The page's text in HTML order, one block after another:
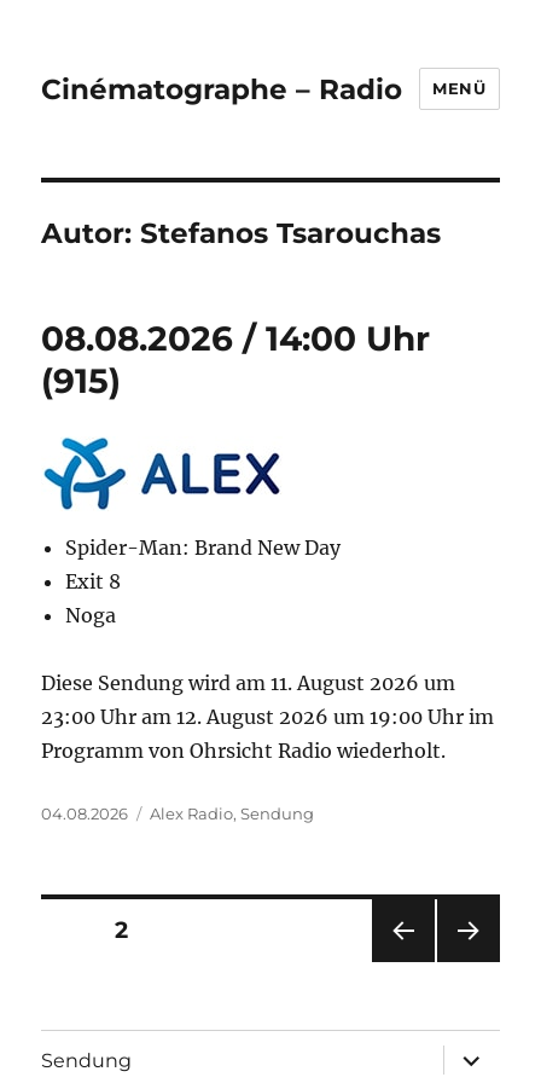
Cinématographe – Radio MENÜ
Autor:Stefanos Tsarouchas
08.08.2026 / 14:00 Uhr
(915)
Spider-Man: Brand New Day
Exit 8
Noga
Diese Sendung wird am 11. August 2026 um
23:00 Uhr am 12. August 2026 um 19:00 Uhr im
Programm von Ohrsicht Radio wiederholt.
Veröffentlicht
04.08.2026 Kategorien
Alex Radio,Sendung
Seitennummerierung
Beiträge
SEITE2
E
Sendung
öffnen